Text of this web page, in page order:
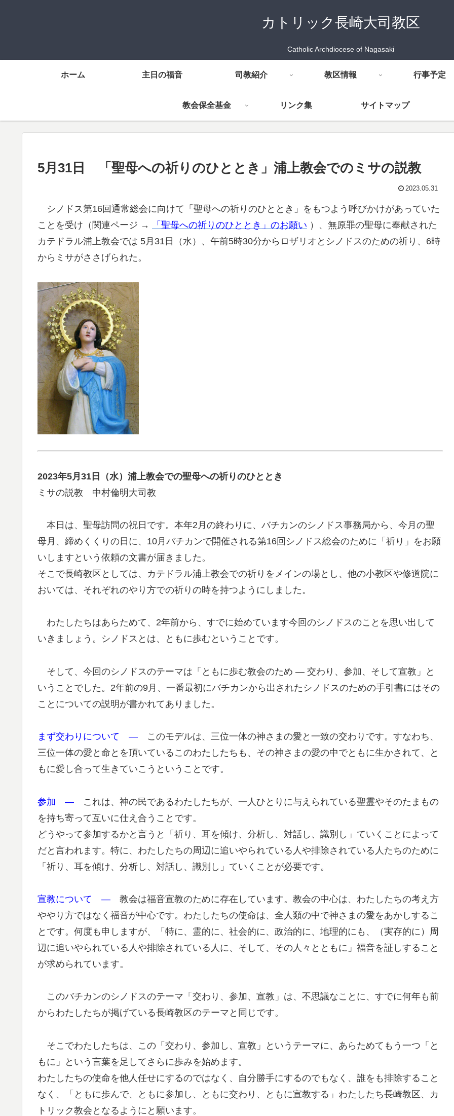
カトリック長崎大司教区
Catholic Archdiocese of Nagasaki
ホーム 主日の福音 司教紹介 教区情報 行事予定
教会保全基金 リンク集 サイトマップ
5月31日 「聖母への祈りのひととき」浦上教会でのミサの説教
2023.05.31
シノドス第16回通常総会に向けて「聖母への祈りのひととき」をもつよう呼びかけがあっていた
ことを受け（関連ページ →
「聖母への祈りのひととき」のお願い ）、無原罪の聖母に奉献された
カテドラル浦上教会では 5月31日（水）、午前5時30分からロザリオとシノドスのための祈り、6時
からミサがささげられた。
2023年5月31日（水）浦上教会での聖母への祈りのひととき
ミサの説教 中村倫明大司教
本日は、聖母訪問の祝日です。本年2月の終わりに、バチカンのシノドス事務局から、今月の聖
母月、締めくくりの日に、10月バチカンで開催される第16回シノドス総会のために「祈り」をお願
いしますという依頼の文書が届きました。
そこで長崎教区としては、カテドラル浦上教会での祈りをメインの場とし、他の小教区や修道院に
おいては、それぞれのやり方での祈りの時を持つようにしました。
わたしたちはあらためて、2年前から、すでに始めています今回のシノドスのことを思い出して
いきましょう。シノドスとは、ともに歩むということです。
そして、今回のシノドスのテーマは「ともに歩む教会のため ― 交わり、参加、そして宣教」と
いうことでした。2年前の9月、一番最初にバチカンから出されたシノドスのための手引書にはその
ことについての説明が書かれてありました。
まず交わりについて ― このモデルは、三位一体の神さまの愛と一致の交わりです。すなわち、
三位一体の愛と命とを頂いているこのわたしたちも、その神さまの愛の中でともに生かされて、と
もに愛し合って生きていこうということです。
参加 ― これは、神の民であるわたしたちが、一人ひとりに与えられている聖霊やそのたまもの
を持ち寄って互いに仕え合うことです。
どうやって参加するかと言うと「祈り、耳を傾け、分析し、対話し、識別し」ていくことによって
だと言われます。特に、わたしたちの周辺に追いやられている人や排除されている人たちのために
「祈り、耳を傾け、分析し、対話し、識別し」ていくことが必要です。
宣教について ― 教会は福音宣教のために存在しています。教会の中心は、わたしたちの考え方
ややり方ではなく福音が中心です。わたしたちの使命は、全人類の中で神さまの愛をあかしするこ
とです。何度も申しますが、「特に、霊的に、社会的に、政治的に、地理的にも、（実存的に）周
辺に追いやられている人や排除されている人に、そして、その人々とともに」福音を証しすること
が求められています。
このバチカンのシノドスのテーマ「交わり、参加、宣教」は、不思議なことに、すでに何年も前
からわたしたちが掲げている長崎教区のテーマと同じです。
そこでわたしたちは、この「交わり、参加し、宣教」というテーマに、あらためてもう一つ「と
もに」という言葉を足してさらに歩みを始めます。
わたしたちの使命を他人任せにするのではなく、自分勝手にするのでもなく、誰をも排除すること
なく、「ともに歩んで、ともに参加し、ともに交わり、ともに宣教する」わたしたち長崎教区、カ
トリック教会となるようにと願います。